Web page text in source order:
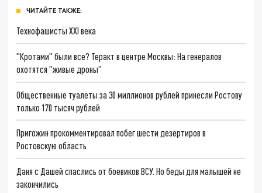
ЧИТАЙТЕ ТАКЖЕ:
Технофашисты XXI века
"Кротами" были все? Теракт в центре Москвы: На генералов
охотятся "живые дроны"
Общественные туалеты за 30 миллионов рублей принесли Ростову
только 170 тысяч рублей
Пригожин прокомментировал побег шести дезертиров в
Ростовскую область
Даня с Дашей спаслись от боевиков ВСУ. Но беды для малышей не
закончились